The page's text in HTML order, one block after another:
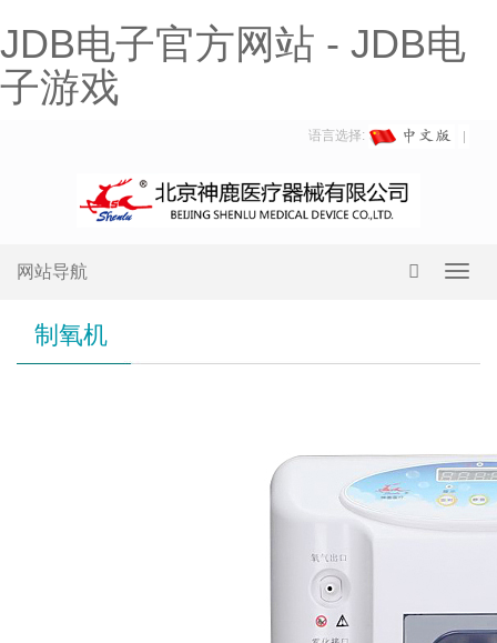
JDB电子官方网站 - JDB电
子游戏
语言选择:
网站导航
制氧机